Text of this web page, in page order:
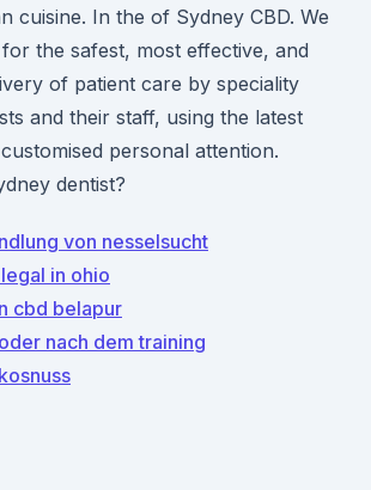
cuisine. In the of Sydney CBD. We
the safest, most effective, and
of patient care by speciality
and their staff, using the latest
personal attention.
dentist?
von nesselsucht
in ohio
cbd belapur
nach dem training